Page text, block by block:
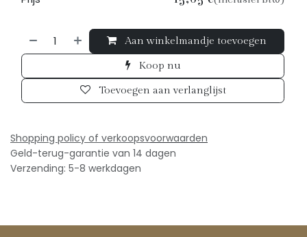
Aan winkelmandje toevoegen
Koop nu
Toevoegen aan verlanglijst
Shopping policy of verkoopsvoorwaarden
Geld-terug-garantie van 14 dagen
Verzending: 5-8 werkdagen